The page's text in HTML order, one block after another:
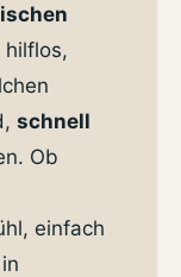
schnell
Ob
einfach